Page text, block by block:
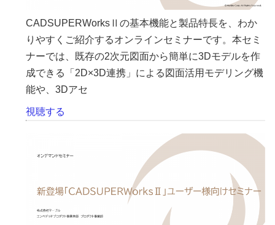
CADSUPERWorksⅡの基本機能と製品特長を、わか
りやすくご紹介するオンラインセミナーです。本セミ
ナーでは、既存の2次元図面から簡単に3Dモデルを作
成できる「2D×3D連携」による図面活用モデリング機
能や、3Dアセ
視聴する